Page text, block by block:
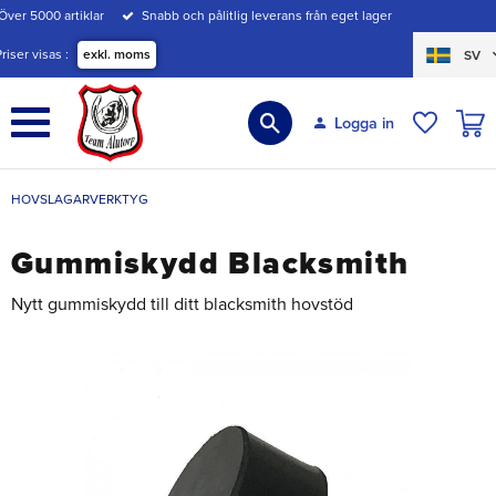
Meny
5000 artiklar Snabb och pålitlig leverans från eget lager
visas exkl. moms SV
Logga in
HOVSLAGARVERKTYG
Gummiskydd Blacksmith
Nytt gummiskydd till ditt blacksmith hovstöd